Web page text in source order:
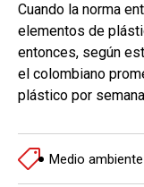
Cuando la norma
elementos de
entonces, según
el colombiano
plástico por
Medio ambiente